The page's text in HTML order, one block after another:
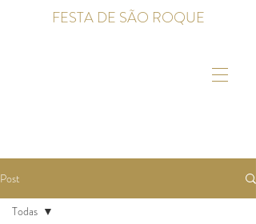
FESTA DE SÃO ROQUE
Post
Todas